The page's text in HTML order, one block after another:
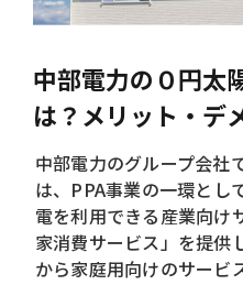
中部電力の０円太
は？メリット・デ
中部電力のグループ会社
は、PPA事業の一環とし
電を利用できる産業向け
家消費サービス」を提供
から家庭用向けのサービ